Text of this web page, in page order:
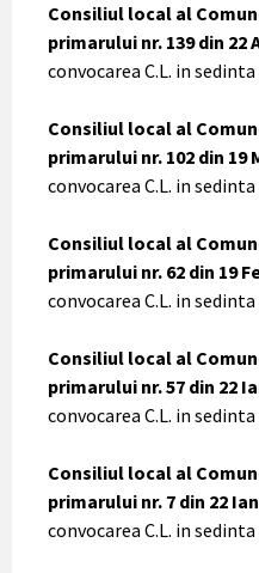
Consiliul local al
primarului nr. 139 din 22
convocarea C.L. in
Consiliul local al
primarului nr. 102 din 19
convocarea C.L. in
Consiliul local al
primarului nr. 62 din 19
convocarea C.L. in
Consiliul local al
primarului nr. 57 din 22
convocarea C.L. in
Consiliul local al
primarului nr. 7 din 22
convocarea C.L. in